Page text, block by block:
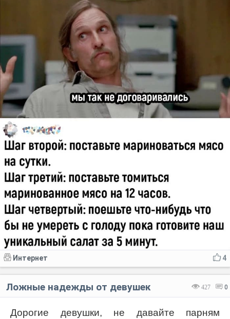
4
Интернет
427 0
Ложные надежды от девушек
Дорогие девушки, не давайте парням